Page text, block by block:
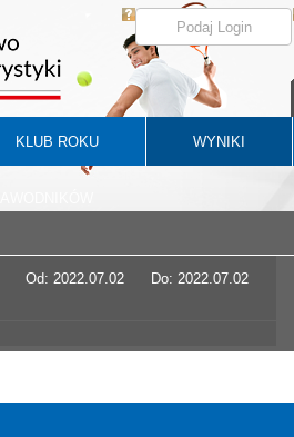
KLUB ROKU WYNIKI
Od: 2022.07.02 Do: 2022.07.02